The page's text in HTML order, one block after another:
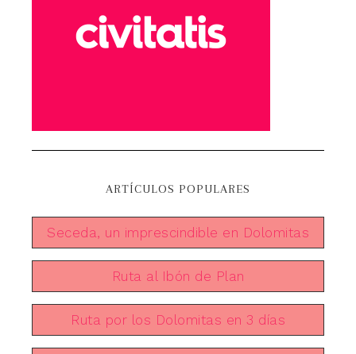
ARTÍCULOS POPULARES
Seceda, un imprescindible en Dolomitas
Ruta al Ibón de Plan
Ruta por los Dolomitas en 3 días